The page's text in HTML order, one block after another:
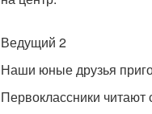
Ведущий 2
Наши юные друзья
Первоклассники читают